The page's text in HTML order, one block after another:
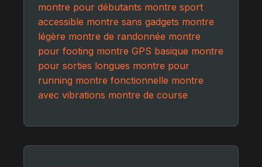
montre pour débutants montre sport
accessible montre sans gadgets montre
légère montre de randonnée montre
pour footing montre GPS basique montre
pour sorties longues montre pour
running montre fonctionnelle montre
avec vibrations montre de course